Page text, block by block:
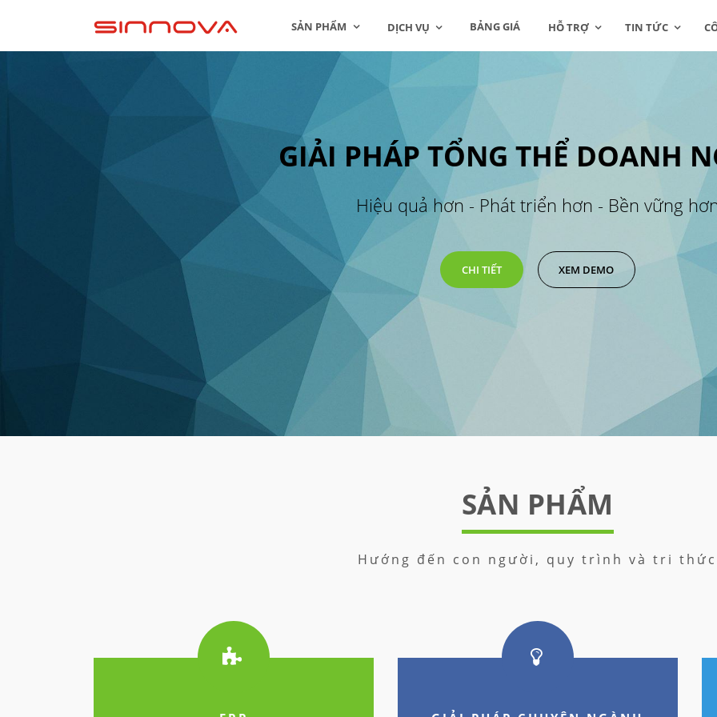
SẢN PHẨM DỊCH VỤ BẢNG GIÁ HỖ TRỢ TIN TỨC
GIẢI PHÁP TỔNG THỂ DOANH
Hiệu quả hơn - Phát triển hơn - Bền vững
CHI TIẾT XEM DEMO
SẢN PHẨM
Hướng đến con người, quy trình và tri thức